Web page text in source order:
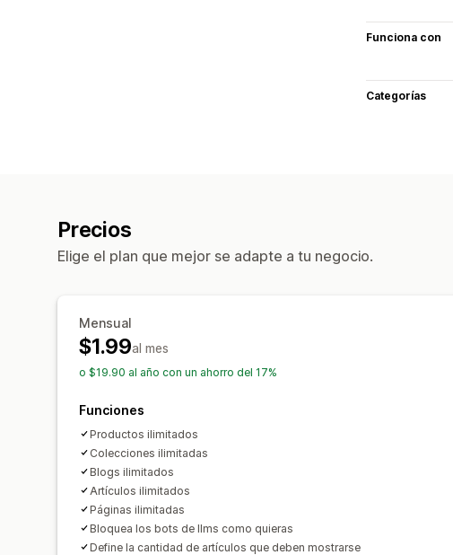
Funciona con
Categorías
Precios
Elige el plan que mejor se adapte a tu negocio.
Mensual
$1.99al mes
o $19.90 al año con un ahorro del 17%
Funciones
Productos ilimitados
Colecciones ilimitadas
Blogs ilimitados
Artículos ilimitados
Páginas ilimitadas
Bloquea los bots de llms como quieras
Define la cantidad de artículos que deben mostrarse